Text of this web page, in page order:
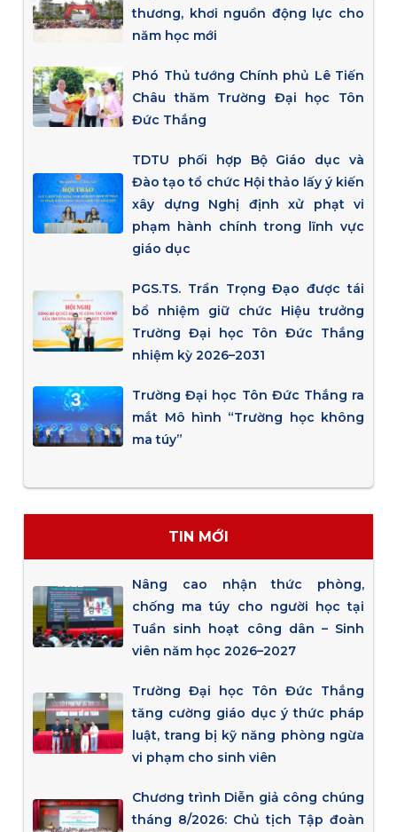
thương, khơi nguồn động lực cho
năm học mới
Phó Thủ tướng Chính phủ Lê Tiến
Châu thăm Trường Đại học Tôn
Đức Thắng
TDTU phối hợp Bộ Giáo dục và
Đào tạo tổ chức Hội thảo lấy ý kiến
xây dựng Nghị định xử phạt vi
phạm hành chính trong lĩnh vực
giáo dục
PGS.TS. Trần Trọng Đạo được tái
bổ nhiệm giữ chức Hiệu trưởng
Trường Đại học Tôn Đức Thắng
nhiệm kỳ 2026–2031
Trường Đại học Tôn Đức Thắng ra
mắt Mô hình “Trường học không
ma túy”
TIN MỚI
Nâng cao nhận thức phòng,
chống ma túy cho người học tại
Tuần sinh hoạt công dân – Sinh
viên năm học 2026–2027
Trường Đại học Tôn Đức Thắng
tăng cường giáo dục ý thức pháp
luật, trang bị kỹ năng phòng ngừa
vi phạm cho sinh viên
Chương trình Diễn giả công chúng
tháng 8/2026: Chủ tịch Tập đoàn